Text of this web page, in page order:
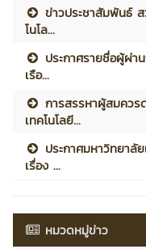
ข่าวประชาสัมพันธ์
โนโล...
ประกาศรายชื่อผู้ผ่า
เรือ...
การสรรหาผู้สมควร
เทคโนโลยี...
ประกาศมหาวิทยาลั
เรื่อง ...
หมวดหมู่ข่าว